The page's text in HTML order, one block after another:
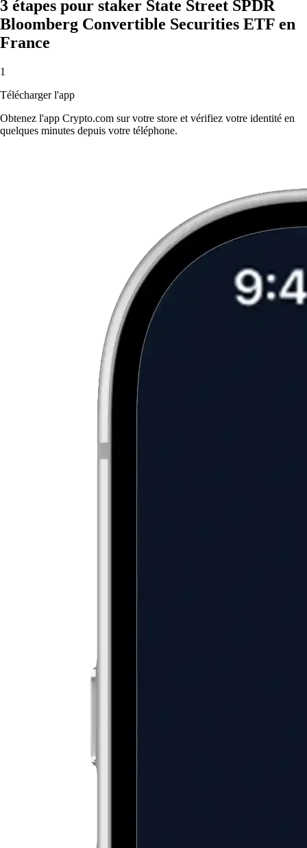
3 étapes pour staker State Street SPDR
Bloomberg Convertible Securities ETF en
France
1
Télécharger l'app
Obtenez l'app Crypto.com sur votre store et vérifiez votre identité en
quelques minutes depuis votre téléphone.